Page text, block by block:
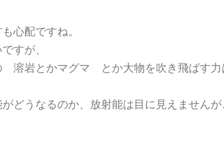
心配ですね。
すが、
溶岩とかマグマ とか大物を吹き飛ばす力
どうなるのか、放射能は目に見えませんが